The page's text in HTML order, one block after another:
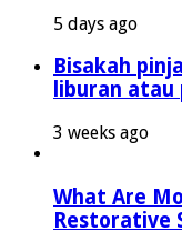
5 days ago
Bisakah
liburan atau
3 weeks ago
What Are
Restorative